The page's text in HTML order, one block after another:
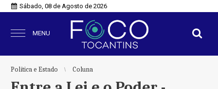
Sábado, 08 de Agosto de 2026
MENU
Política e Estado Coluna